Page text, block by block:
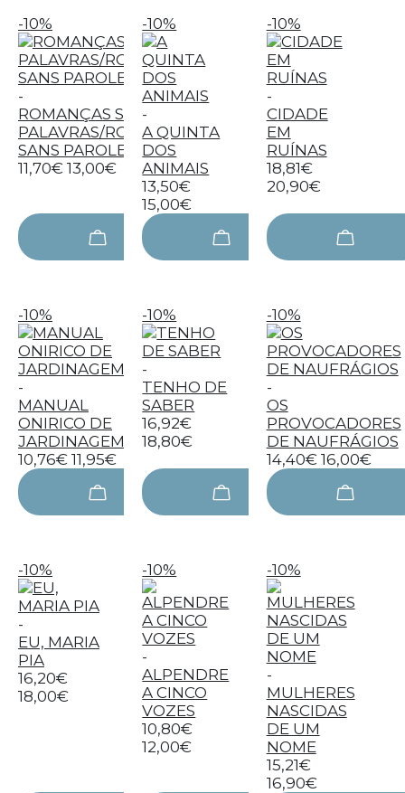
-10%
-
ROMANÇAS SEM
PALAVRAS/ROMANCES
SANS PAROLES
11,70€ 13,00€
-10%
-
A QUINTA
DOS
ANIMAIS
13,50€
15,00€
-10%
-
CIDADE
EM
RUÍNAS
18,81€
20,90€
-10%
-
MANUAL
ONIRICO DE
JARDINAGEM
10,76€ 11,95€
-10%
-
TENHO DE
SABER
16,92€
18,80€
-10%
-
OS
PROVOCADORES
DE NAUFRÁGIOS
14,40€ 16,00€
-10%
-
EU, MARIA
PIA
16,20€
18,00€
-10%
-
ALPENDRE
A CINCO
VOZES
10,80€
12,00€
-10%
-
MULHERES
NASCIDAS
DE UM
NOME
15,21€
16,90€